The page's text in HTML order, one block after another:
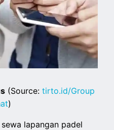
(Source: tirto.id/Group
)
lapangan padel